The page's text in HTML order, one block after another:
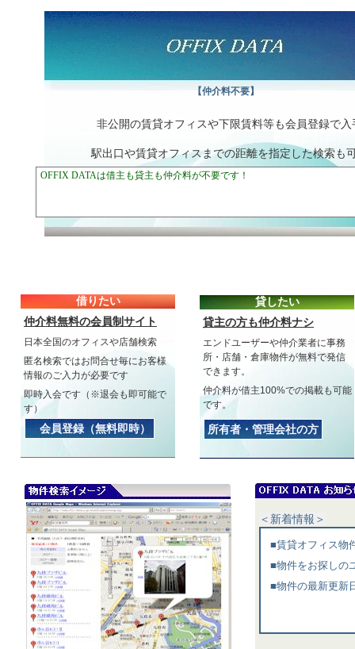
【仲介料不要】
非公開の賃貸オフィスや下限賃料等も会員登録で入
駅出口や賃貸オフィスまでの距離を指定した検索も
借りたい
仲介料無料の会員制サイト
日本全国のオフィスや店舗検索
匿名検索ではお問合せ毎にお客様
情報のご入力が必要です
即時入会です（※退会も即可能で
す）
会員登録（無料即時）
貸したい
貸主の方も仲介料ナシ
エンドユーザーや仲介業者に事務
所・店舗・倉庫物件が無料で発信
できます。
仲介料が借主100%での掲載も可能
です。
所有者・管理会社の方